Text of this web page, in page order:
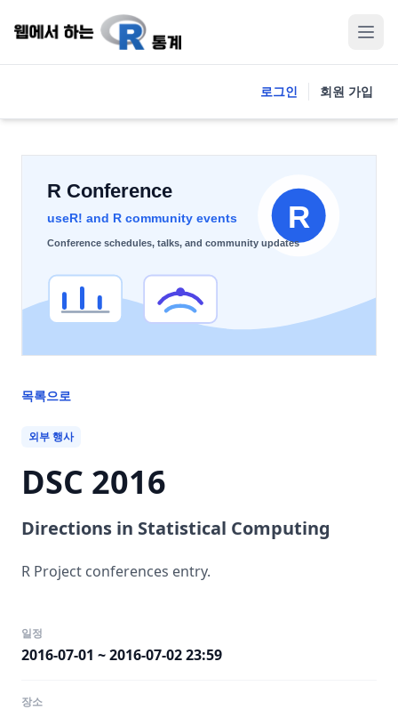
로그인 회원 가입
목록으로
외부 행사
DSC 2016
Directions in Statistical Computing
R Project conferences entry.
일정
2016-07-01 ~ 2016-07-02 23:59
장소